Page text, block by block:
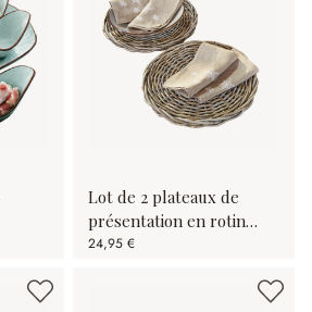
Lot de 2 plateaux de
présentation en rotin
Bland
24,95 €